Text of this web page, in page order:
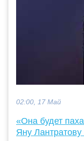
02:00, 17 Май
«Она будет
Яну